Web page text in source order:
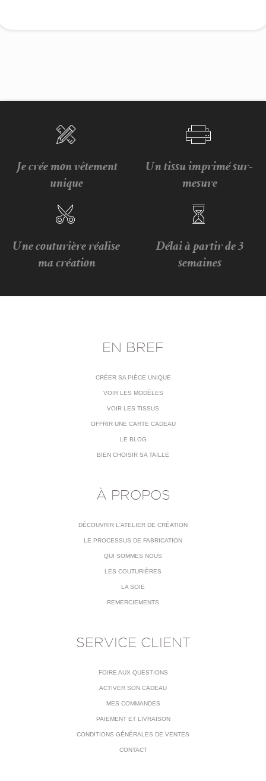
Je crée mon vêtement
unique
Un tissu imprimé sur-
mesure
Une couturière réalise
ma création
Délai à partir de 3
semaines
EN BREF
CRÉER SA PIÈCE UNIQUE
VOIR LES MODÈLES
VOIR LES TISSUS
OFFRIR UNE CARTE CADEAU
LE BLOG
BIEN CHOISIR SA TAILLE
À PROPOS
DÉCOUVRIR L'ATELIER DE CRÉATION
LE PROCESSUS DE FABRICATION
QUI SOMMES NOUS
LES COUTURIÈRES
LA SOIE
REMERCIEMENTS
SERVICE CLIENT
FOIRE AUX QUESTIONS
ACTIVER SON CADEAU
MES COMMANDES
PAIEMENT ET LIVRAISON
CONDITIONS GÉNÉRALES DE VENTES
CONTACT